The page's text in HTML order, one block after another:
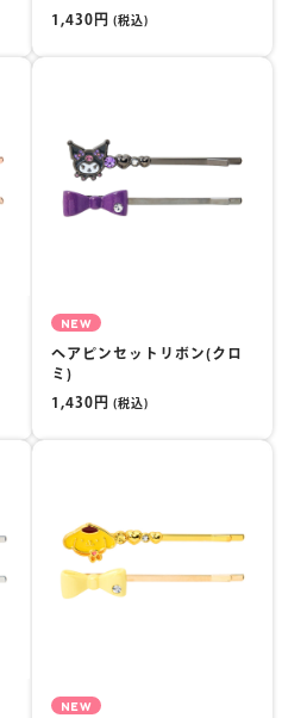
1,430円 (税込)
NEW
ヘアピンセットリボン(クロ
ミ)
1,430円 (税込)
NEW